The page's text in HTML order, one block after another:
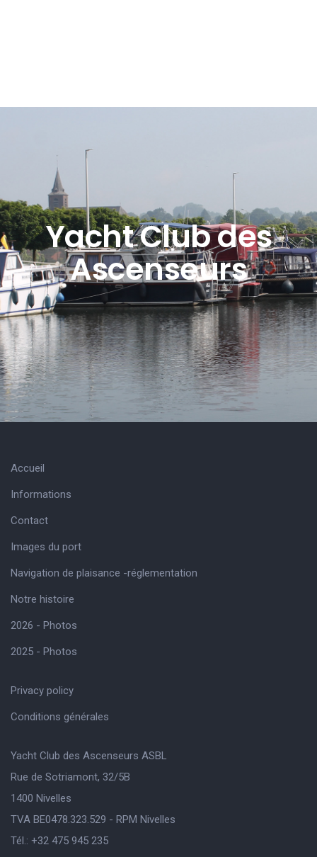
Yacht Club des
Ascenseurs
Accueil
Informations
Contact
Images du port
Navigation de plaisance -réglementation
Notre histoire
2026 - Photos
2025 - Photos
Privacy policy
Conditions générales
Yacht Club des Ascenseurs ASBL
Rue de Sotriamont, 32/5B
1400 Nivelles
TVA BE0478.323.529 - RPM Nivelles
Tél.: +32 475 945 235